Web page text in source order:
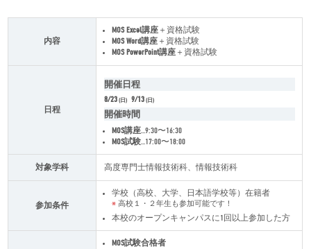
内容
MOS Excel講座 ＋資格試験
MOS Word講座 ＋資格試験
MOS PowerPoint講座 ＋資格試験
日程
開催日程
8/23 (日) 9/13 (日)
開催時間
MOS講座…9:30〜16:30
MOS試験…17:00〜18:00
対象学科 高度専門士情報技術科、情報技術科
参加条件
学校（高校、大学、日本語学校等）在籍者
高校１・２年生も参加可能です！
本校のオープンキャンパスに1回以上参加した方
MOS試験合格者